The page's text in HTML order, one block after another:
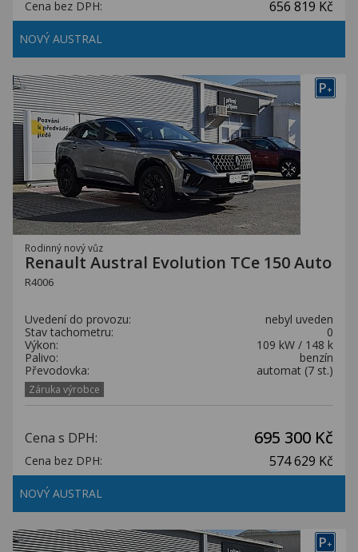
Cena bez DPH: 656 819 Kč
NOVÝ AUSTRAL
P+
Rodinný nový vůz
Renault Austral Evolution TCe 150 Auto
R4006
Uvedení do provozu:
nebyl uveden
Stav tachometru:
0
Výkon:
109 kW / 148 k
Palivo:
benzín
Převodovka:
automat (7 st.)
Záruka výrobce
Cena s DPH: 695 300 Kč
Cena bez DPH: 574 629 Kč
NOVÝ AUSTRAL
P+